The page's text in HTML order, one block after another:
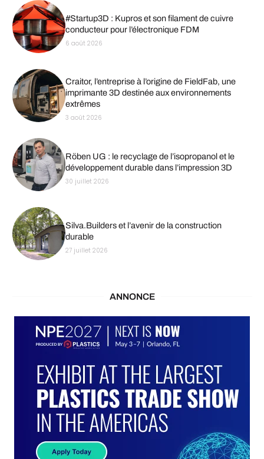
#Startup3D : Kupros et son filament de cuivre
conducteur pour l’électronique FDM
6 août 2026
Craitor, l’entreprise à l’origine de FieldFab, une
imprimante 3D destinée aux environnements
extrêmes
3 août 2026
Röben UG : le recyclage de l’isopropanol et le
développement durable dans l’impression 3D
30 juillet 2026
Silva.Builders et l’avenir de la construction
durable
27 juillet 2026
ANNONCE